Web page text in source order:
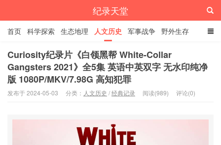
纪录天堂
首页 科学探索 生态地理 人文历史 军事战争 野外生存
经典纪录 4K纪录片 精品资源
Curiosity纪录片《白领黑帮 White-Collar
Gangsters 2021》全5集 英语中英双字 无水印纯净
版 1080P/MKV/7.98G 高知犯罪
发布于 2024-05-03 分类： 人文历史 /经典记录 阅读(989) 评论(0)